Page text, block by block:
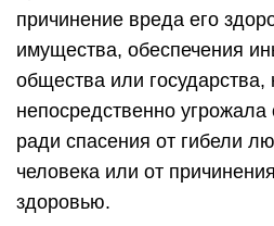
причинение вреда его
имущества, обеспечения
общества или государства,
непосредственно угрожала
ради спасения от гибели
человека или от
здоровью.